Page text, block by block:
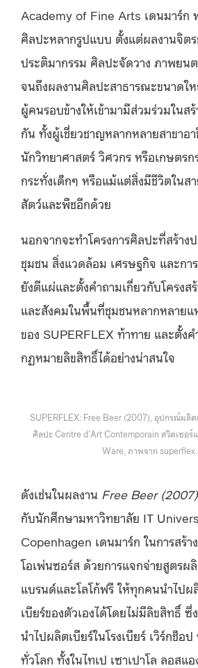
Academy of Fine Arts เดนมาร์ก
ศิลปะหลากรูปแบบ ตั้งแต่ผลงานจิตร
ประติมากรรม ศิลปะจัดวาง ภาพยน
จนถึงผลงานศิลปะสาธารณะขนาดใ
ผู้คนรอบข้างให้เข้ามามีส่วมร่วมในส
กัน ทั้งผู้เชี่ยวชาญหลากหลายสาขาอ
นักวิทยาศาสตร์ วิศวกร หรือเกษตร
กระทั่งเด็กๆ หรือแม้แต่สิ่งมีชีวิตในส
สัตว์และพืชอีกด้วย
นอกจากจะทำโครงการศิลปะที่สร้า
ชุมชน สิ่งแวดล้อม เศรษฐกิจ และกา
ยังตีแผ่และตั้งคำถามเกี่ยวกับโครงส
และสังคมในพื้นที่ชุมชนหลากหลายแ
ของ SUPERFLEX ท้าทาย และตั้ง
กฏหมายลิขสิทธิ์ได้อย่างน่าสนใจ
SUPERFLEX: Free Beer (2007), อุปกรณ์ผ
ศิลปะ Centre d’Art Contemporain สวิตเซอ
Ware, ภาพจาก
ดังเช่นในผลงาน Free Beer (2007)
กับนักศึกษามหาวิทยาลัย IT
Copenhagen เดนมาร์ก ในการสร้า
โอเพ่นซอร์ส ด้วยการแจกจ่ายสูตรผ
แบรนด์และโลโก้ฟรี ให้ทุกคนนำไปผ
เบียร์ของตัวเองได้โดยไม่มีลิขสิทธิ์ ซึ่
นำไปผลิตเบียร์ในโรงเบียร์ เวิร์กช็อ
ทั่วโลก ทั้งในไทเป เซาเปาโล ลอส